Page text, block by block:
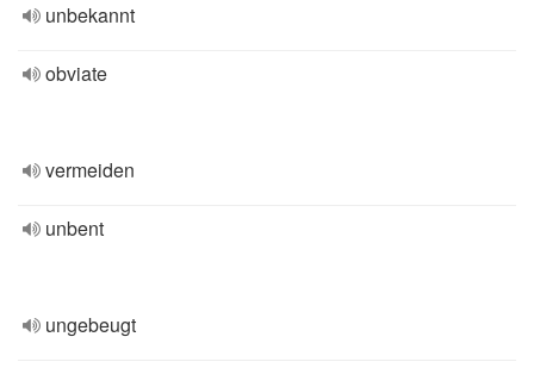
unbekannt
obviate
vermeiden
unbent
ungebeugt